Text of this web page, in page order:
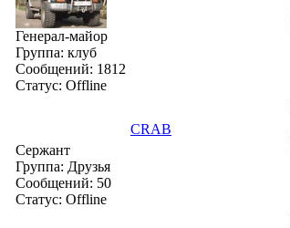
Генерал-майор
Группа: клуб
Сообщений: 1812
Статус: Offline
CRAB
Сержант
Группа: Друзья
Сообщений: 50
Статус: Offline